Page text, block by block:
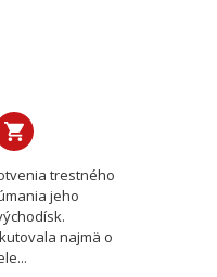
trestného
jeho
najmä o